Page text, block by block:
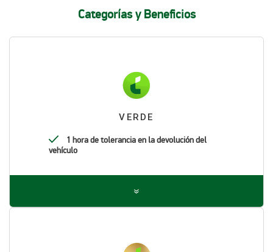
Categorías y Beneficios
VERDE
1 hora de tolerancia en la devolución del
vehículo